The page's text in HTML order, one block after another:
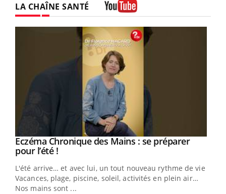
LA CHAÎNE SANTÉ
Youtube
Eczéma Chronique des Mains : se préparer
pour l’été !Youtube
L'été arrive… et avec lui, un tout nouveau rythme de vie !
Vacances, plage, piscine, soleil, activités en plein air…
Nos mains sont ...